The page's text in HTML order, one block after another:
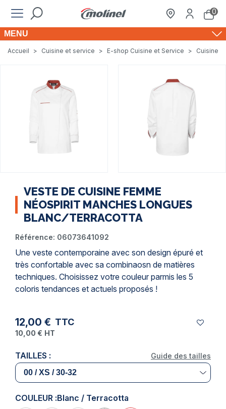
0
MENU
Accueil > Cuisine et service > E-shop Cuisine et Service > Cuisine
VESTE DE CUISINE FEMME
NÉOSPIRIT MANCHES LONGUES
BLANC/TERRACOTTA
Référence: 06073641092
Une veste contemporaine avec son design épuré et
très confortable avec sa combinaosn de matières
techniques. Choisissez votre couleur parmis les 5
coloris tendances et actuels proposés !
12,00 € TTC
10,00 € HT
Guide des tailles
TAILLES :
COULEUR :Blanc / Terracotta